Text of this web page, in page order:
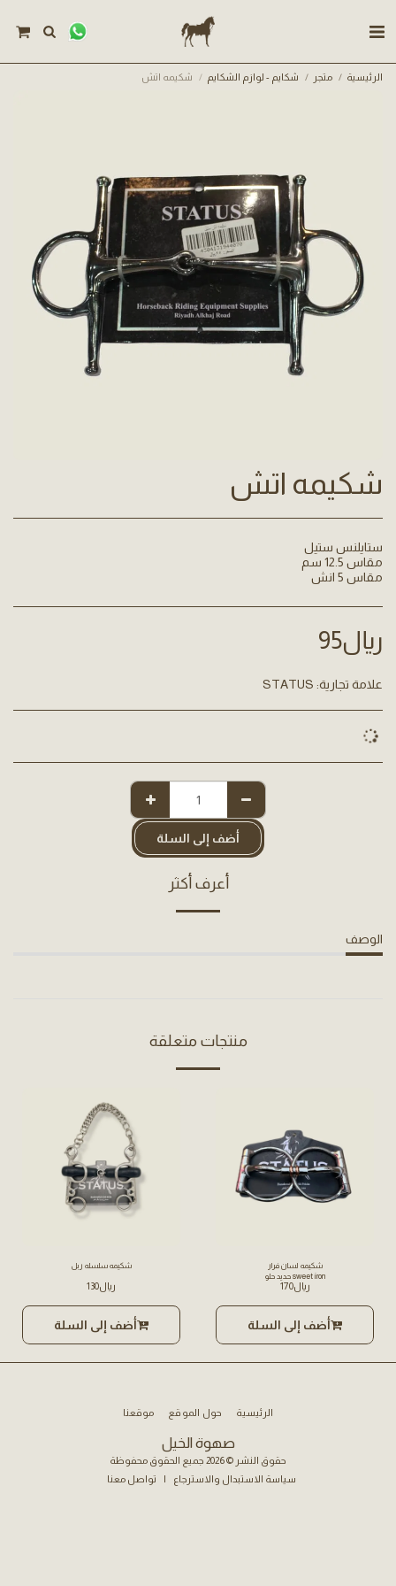
الرئيسية متجر شكايم - لوازم الشكايم شكيمه اتش
شكيمه اتش
مقاس 5 انش
﷼95
علامة تجارية: STATUS
أضف إلى السلة
أعرف أكثر
الوصف
منتجات متعلقة
شكيمه لسان فرار
sweet iron حديد حلو
﷼170
أضف إلى السلة
شكيمه سلسله ربل
﷼130
أضف إلى السلة
صهوة الخيل
حقوق النشر © 2026 جميع الحقوق محفوظة
سياسة الاستبدال والاسترجاع | تواصل معنا
الرئيسية حول الموقع موقعنا